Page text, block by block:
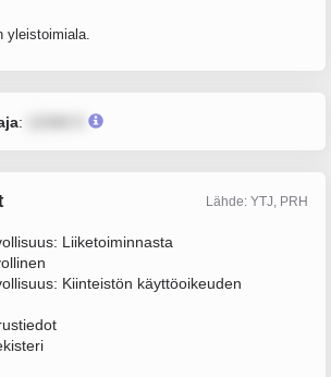
yleistoimiala.
:
Lähde: YTJ, PRH
Liiketoiminnasta
Kiinteistön käyttöoikeuden